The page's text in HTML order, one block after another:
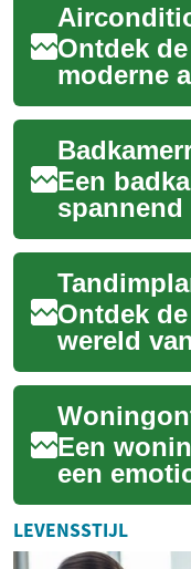
Ontdek
moderne
hier alles
Een
van uw
Ontdek
wereld
de
Een
een
nu gaat
van een
LEVENSSTIJL